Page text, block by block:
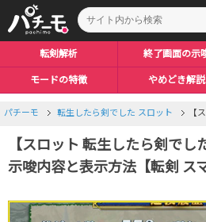
転剣解析 終了画面の示
モードの特徴 やめどき解説
パチーモ 転生したら剣でした スロット 【
【スロット 転生したら剣でし
示唆内容と表示方法【転剣 ス